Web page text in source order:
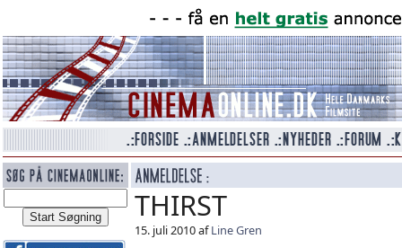
THIRST
15. juli 2010 afLine Gren